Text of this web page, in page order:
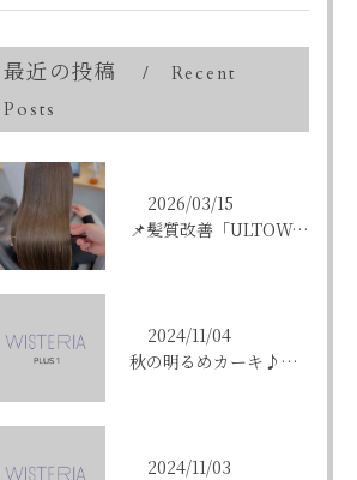
最近の投稿
Recent
Posts
2026/03/15
📌髪質改善「ULTOWAトリートメント」はこんな方にオススメ...
2024/11/04
秋の明るめカーキ♪〈ikumi〉
2024/11/03